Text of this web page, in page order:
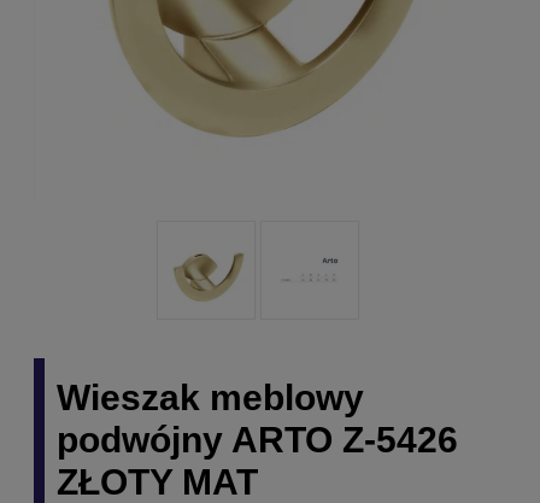
Wieszak meblowy
podwójny ARTO Z-5426
ZŁOTY MAT